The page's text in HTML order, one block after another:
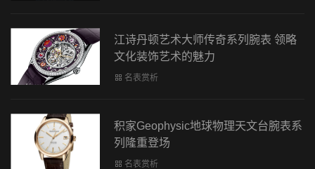
江诗丹顿艺术大师传奇系列腕表 领略
文化装饰艺术的魅力
名表赏析
积家Geophysic地球物理天文台腕表系
列隆重登场
名表赏析